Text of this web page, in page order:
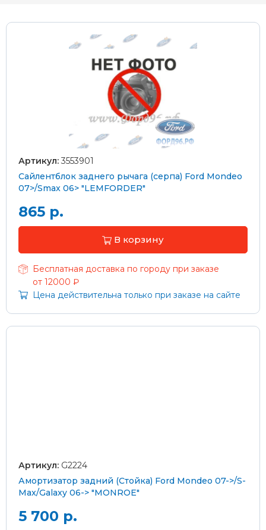
Артикул: 3553901
Сайлентблок заднего рычага (серпа) Ford Mondeo
07>/Smax 06> "LEMFORDER"
865 р.
В корзину
Бесплатная доставка по городу при заказе
от 12000 ₽
Цена действительна только при заказе на сайте
Артикул: G2224
Амортизатор задний (Стойка) Ford Mondeo 07->/S-
Max/Galaxy 06-> "MONROE"
5 700 р.